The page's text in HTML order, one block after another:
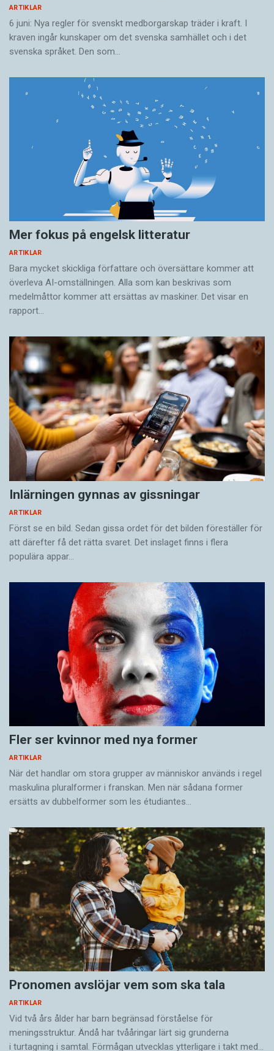
ARTIKLAR
6 juni: Nya regler för svenskt medborgarskap träder i kraft. I
kraven ingår kunskaper om det svenska samhället och i det
svenska språket. Den som…
Mer fokus på engelsk litteratur
ARTIKLAR
Bara mycket skickliga författare och översättare ­kommer att
överleva AI-omställningen. Alla som kan beskrivas som
medelmåttor kommer att ersättas av maskiner. Det visar en
rapport…
Inlärningen gynnas av gissningar
ARTIKLAR
Först se en bild. Sedan gissa ordet för det bilden föreställer för
att därefter få det rätta svaret. Det inslaget finns i flera
populära appar…
Fler ser kvinnor med nya former
ARTIKLAR
När det handlar om stora grupper av människor används i regel
maskulina pluralformer i franskan. Men när sådana ­former
ersätts av dubbel­former som les étudiantes…
Pronomen avslöjar vem som ska tala
ARTIKLAR
Vid två års ålder har barn begränsad förståelse för
meningsstruktur. Ändå har tvååringar lärt sig grunderna
i turtagning i samtal. Förmågan utvecklas ytterligare i takt med…